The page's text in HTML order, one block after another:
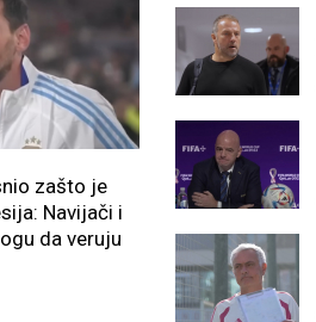
zašto je
Navijači i
da veruju